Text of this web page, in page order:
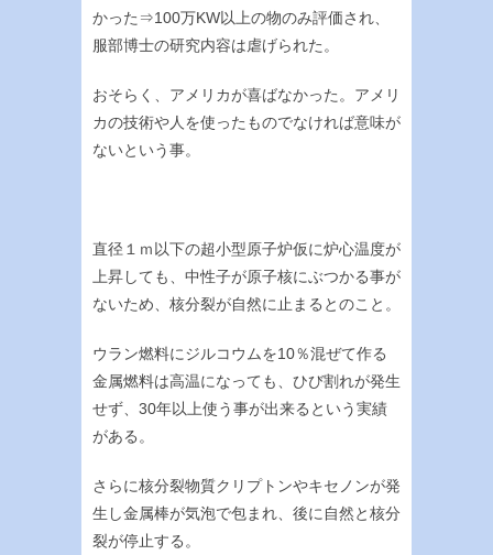
かった⇒100万KW以上の物のみ評価され、
服部博士の研究内容は虐げられた。
おそらく、アメリカが喜ばなかった。アメリ
カの技術や人を使ったものでなければ意味が
ないという事。
直径１ｍ以下の超小型原子炉仮に炉心温度が
上昇しても、中性子が原子核にぶつかる事が
ないため、核分裂が自然に止まるとのこと。
ウラン燃料にジルコウムを10％混ぜて作る
金属燃料は高温になっても、ひび割れが発生
せず、30年以上使う事が出来るという実績
がある。
さらに核分裂物質クリプトンやキセノンが発
生し金属棒が気泡で包まれ、後に自然と核分
裂が停止する。